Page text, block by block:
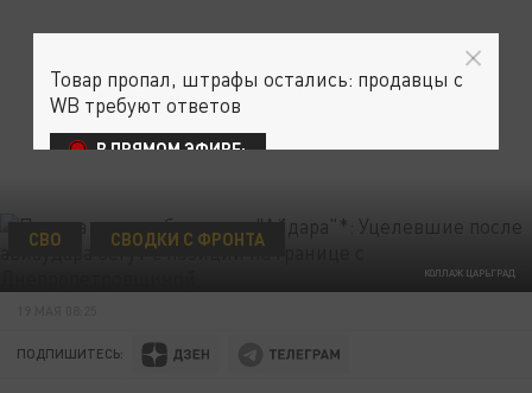
КОЛЛАЖ ЦАРЬГРАД
СВО СВОДКИ С ФРОНТА
ПОДПИШИТЕСЬ:
Товар пропал, штрафы остались: продавцы с
WB требуют ответов
В ПРЯМОМ ЭФИРЕ: